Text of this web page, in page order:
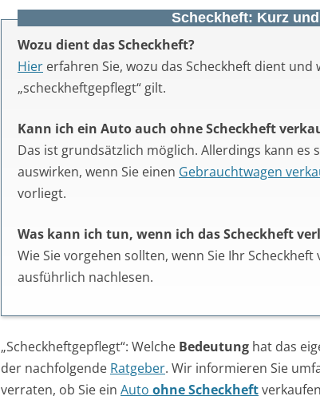
Scheckheft: Kurz
Wozu dient das Scheckheft?
Hier erfahren Sie, wozu das Scheckheft dient und
„scheckheftgepflegt“ gilt.
Kann ich ein Auto auch ohne Scheckheft
Das ist grundsätzlich möglich. Allerdings kann es
auswirken, wenn Sie einen Gebrauchtwagen
vorliegt.
Was kann ich tun, wenn ich das Scheckheft
Wie Sie vorgehen sollten, wenn Sie Ihr
ausführlich nachlesen.
„Scheckheftgepflegt“: Welche Bedeutung hat das
der nachfolgende Ratgeber. Wir informieren Sie
verraten, ob Sie ein Auto ohne Scheckheft